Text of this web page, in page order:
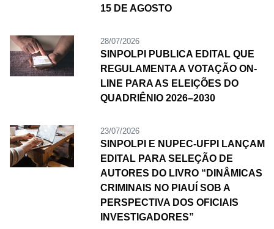
15 DE AGOSTO
28/07/2026
SINPOLPI PUBLICA EDITAL QUE
REGULAMENTA A VOTAÇÃO ON-
LINE PARA AS ELEIÇÕES DO
QUADRIÊNIO 2026–2030
23/07/2026
SINPOLPI E NUPEC-UFPI LANÇAM
EDITAL PARA SELEÇÃO DE
AUTORES DO LIVRO “DINÂMICAS
CRIMINAIS NO PIAUÍ SOB A
PERSPECTIVA DOS OFICIAIS
INVESTIGADORES”